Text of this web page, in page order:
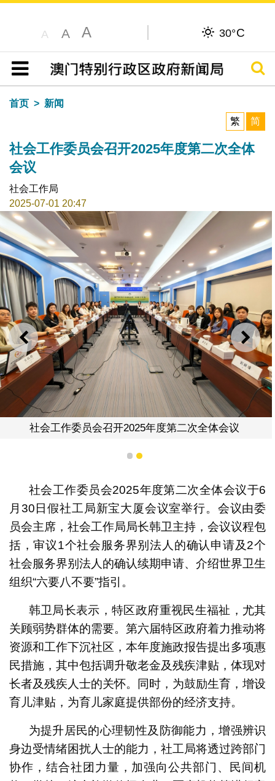
A A A 30°C
目录
搜寻
首页
新闻
繁
简
社会工作委员会召开2025年度第二次全体
会议
社会工作局
2025-07-01 20:47
上一则 下一
社会工作委员会召开2025年度第二次全体会议
1 2
社会工作委员会2025年度第二次全体会议于6
月30日假社工局新宝大厦会议室举行。会议由委
员会主席，社会工作局局长韩卫主持，会议议程包
括，审议1个社会服务界别法人的确认申请及2个
社会服务界别法人的确认续期申请、介绍世界卫生
组织“六要八不要”指引。
韩卫局长表示，特区政府重视民生福祉，尤其
关顾弱势群体的需要。第六届特区政府着力推动将
资源和工作下沉社区，本年度施政报告提出多项惠
民措施，其中包括调升敬老金及残疾津贴，体现对
长者及残疾人士的关怀。同时，为鼓励生育，增设
育儿津贴，为育儿家庭提供部份的经济支持。
为提升居民的心理韧性及防御能力，增强辨识
身边受情绪困扰人士的能力，社工局将透过跨部门
协作，结合社团力量，加强向公共部门、民间机